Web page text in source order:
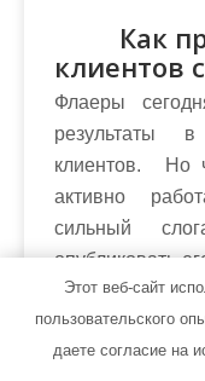
Как
клиентов
Флаеры
результаты
клиентов. Но
активно
сильный
опубликовать
флаерах
превозносят
Этот веб-сайт
пользовательского
даете согласие на